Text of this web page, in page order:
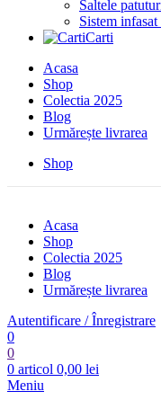
Saltele
Sistem
Carti
Acasa
Shop
Colectia 2025
Blog
Urmărește livrarea
Shop
Acasa
Shop
Colectia 2025
Blog
Urmărește livrarea
Autentificare / Înregistrare
0
0
0 articol 0,00 lei
Meniu